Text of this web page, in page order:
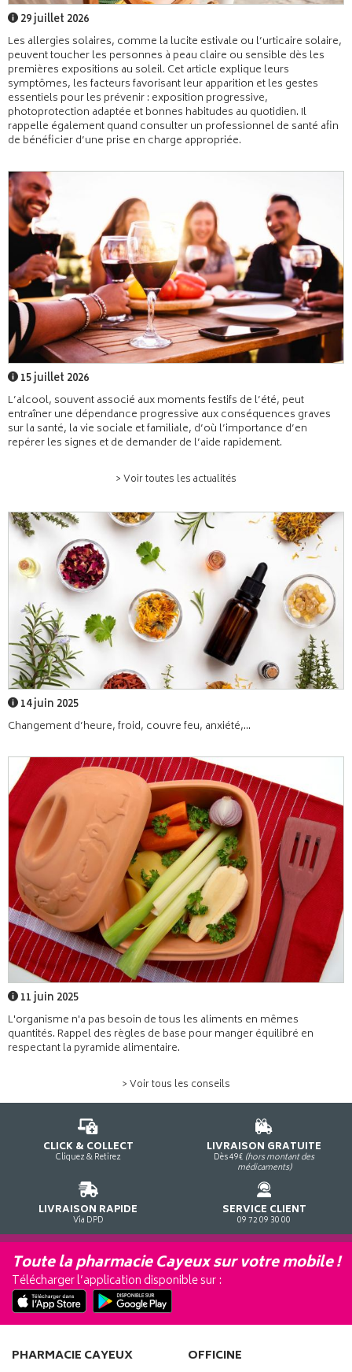
29 juillet 2026
Les allergies solaires, comme la lucite estivale ou l’urticaire solaire,
peuvent toucher les personnes à peau claire ou sensible dès les
premières expositions au soleil. Cet article explique leurs
symptômes, les facteurs favorisant leur apparition et les gestes
essentiels pour les prévenir : exposition progressive,
photoprotection adaptée et bonnes habitudes au quotidien. Il
rappelle également quand consulter un professionnel de santé afin
de bénéficier d’une prise en charge appropriée.
15 juillet 2026
L’alcool, souvent associé aux moments festifs de l’été, peut
entraîner une dépendance progressive aux conséquences graves
sur la santé, la vie sociale et familiale, d’où l’importance d’en
repérer les signes et de demander de l’aide rapidement.
> Voir toutes les actualités
14 juin 2025
Changement d’heure, froid, couvre feu, anxiété,...
11 juin 2025
L'organisme n'a pas besoin de tous les aliments en mêmes
quantités. Rappel des règles de base pour manger équilibré en
respectant la pyramide alimentaire.
> Voir tous les conseils
CLICK & COLLECT
Cliquez & Retirez
LIVRAISON GRATUITE
Dès 49€ (hors montant des
médicaments)
LIVRAISON RAPIDE
Via DPD
SERVICE CLIENT
09 72 09 30 00
Toute la pharmacie Cayeux sur votre mobile !
Télécharger l’application disponible sur :
PHARMACIE CAYEUX OFFICINE